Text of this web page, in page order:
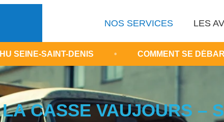
NOS SERVICES LES
DENIS • COMMENT SE DÉBARRASSER
CASSE VAUJOURS –